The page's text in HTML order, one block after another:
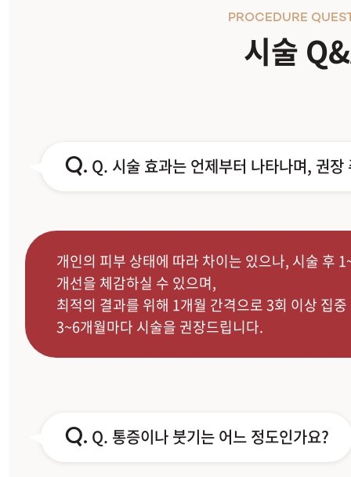
시술
PROCEDURE
Q. Q. 시술 효과는 언제부터 나타나며, 권장
개인의 피부 상태에 따라 차이는 있으나, 시술 후
개선을 체감하실 수 있으며,
최적의 결과를 위해 1개월 간격으로 3회 이상 집
3~6개월마다 시술을 권장드립니다.
Q. Q. 통증이나 붓기는 어느 정도인가요?